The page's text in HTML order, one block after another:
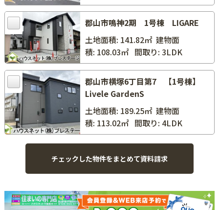
郡山市鳴神2期 1号棟 LIGARE
土地面積: 141.82㎡建物面
積: 108.03㎡ 間取り: 3LDK
郡山市横塚6丁目第7 【1号棟】
Livele GardenS
土地面積: 189.25㎡建物面
積: 113.02㎡ 間取り: 4LDK